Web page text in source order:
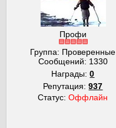
Профи
Группа: Проверенные
Сообщений: 1330
Награды:0
Репутация:937
Статус:Оффлайн